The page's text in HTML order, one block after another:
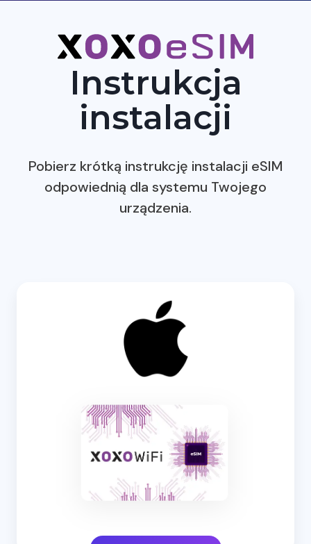
Instrukcja
instalacji
Pobierz krótką instrukcję instalacji eSIM
odpowiednią dla systemu Twojego
urządzenia.